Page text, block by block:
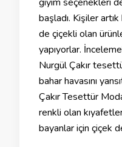
başladı. Kişiler
de çiçekli olan
yapıyorlar.
Nurgül Çakır
bahar havasını
Çakır Tesettür
renkli olan
bayanlar için çiçek